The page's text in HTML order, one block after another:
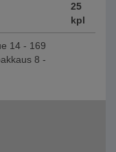
25
kpl
14 - 169
8 -